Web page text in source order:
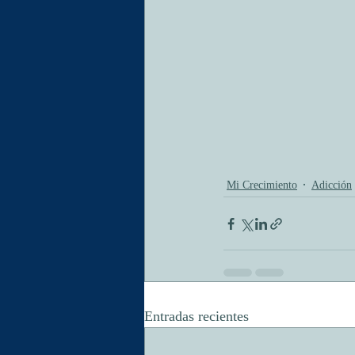
Mi Crecimiento Adicción
Entradas recientes